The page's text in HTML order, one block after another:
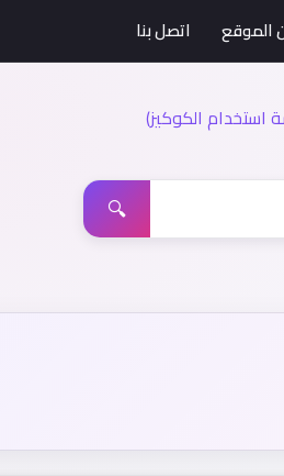
الكوكيز)
الموقع اتصل بنا
🔍